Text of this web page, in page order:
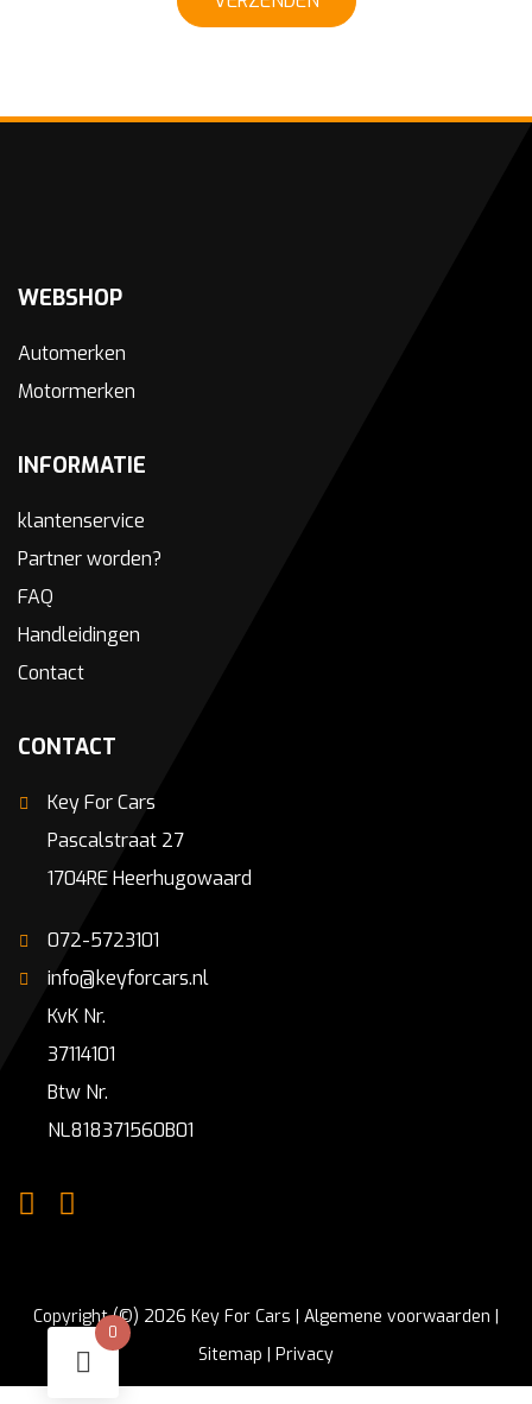
WEBSHOP
Automerken
Motormerken
INFORMATIE
klantenservice
Partner worden?
FAQ
Handleidingen
Contact
CONTACT
Key For Cars
Pascalstraat 27
1704RE Heerhugowaard
072-5723101
info@keyforcars.nl
KvK Nr.
37114101
Btw Nr.
NL818371560B01
Copyright (©) 2026 Key For Cars | Algemene voorwaarden
Sitemap
Privacy
0